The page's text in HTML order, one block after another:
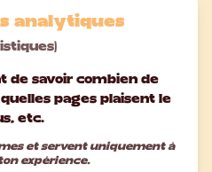
analytiques
de savoir combien de
pages plaisent le
etc.
et servent uniquement à
expérience.